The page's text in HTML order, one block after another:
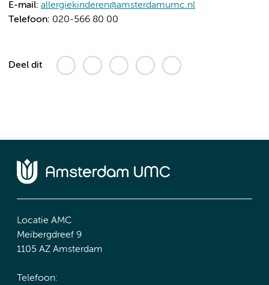
E-mail: allergiekinderen@amsterdamumc.nl
Telefoon: 020-566 80 00
Deel dit
Locatie AMC
Meibergdreef 9
1105 AZ Amsterdam
Telefoon: